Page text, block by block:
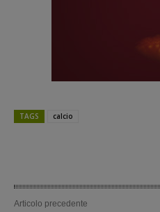
TAGS calcio
Articolo precedente